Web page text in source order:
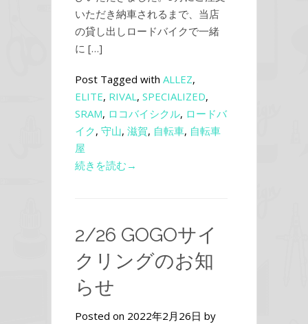
いただき納車されるまで、当店
の貸し出しロードバイクで一緒
に […]
Post Tagged with ALLEZ,
ELITE, RIVAL, SPECIALIZED,
SRAM, ロコバイシクル, ロードバ
イク, 守山, 滋賀, 自転車, 自転車
屋
続きを読む→
2/26 GOGOサイ
クリングのお知
らせ
Posted on 2022年2月26日 by